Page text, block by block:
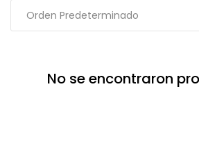
No se encontraron